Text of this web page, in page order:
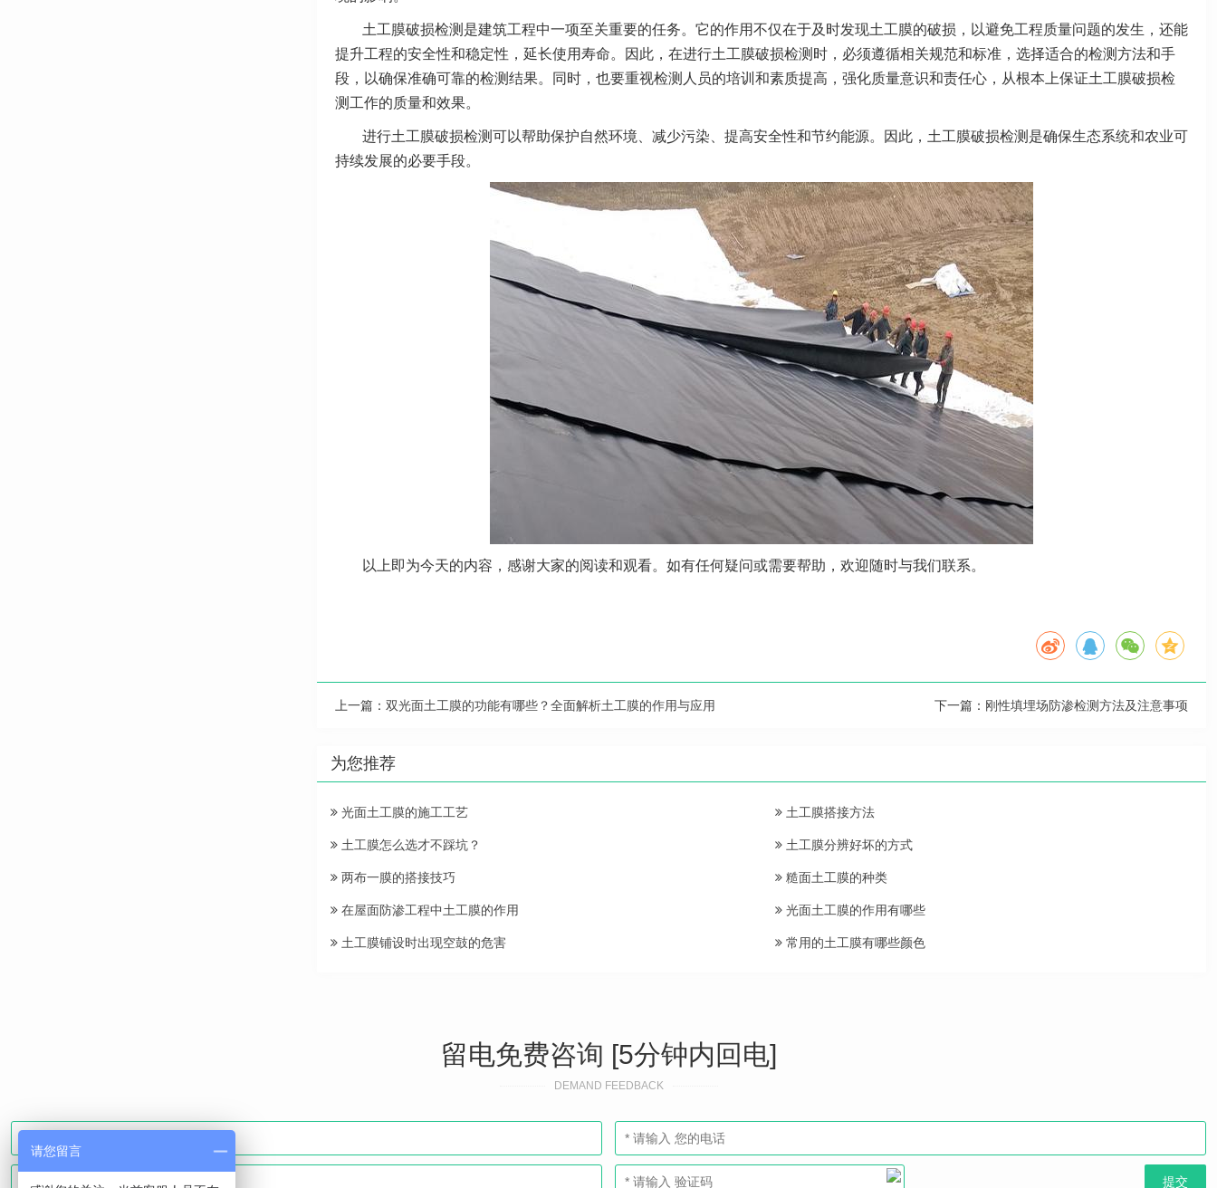
土工膜破损检测是建筑工程中一项至关重要的任务。它的作用不仅在于及时发现土工膜的破损，以避免工程质量问题的发生，还能
提升工程的安全性和稳定性，延长使用寿命。因此，在进行土工膜破损检测时，必须遵循相关规范和标准，选择适合的检测方法和手
段，以确保准确可靠的检测结果。同时，也要重视检测人员的培训和素质提高，强化质量意识和责任心，从根本上保证土工膜破损检
测工作的质量和效果。
进行土工膜破损检测可以帮助保护自然环境、减少污染、提高安全性和节约能源。因此，土工膜破损检测是确保生态系统和农业可
持续发展的必要手段。
以上即为今天的内容，感谢大家的阅读和观看。如有任何疑问或需要帮助，欢迎随时与我们联系。
上一篇： 双光面土工膜的功能有哪些？全面解析土工膜的作用与应用 下一篇： 刚性填埋场防渗检测方法及注意事项
为您推荐
光面土工膜的施工工艺 土工膜搭接方法
土工膜怎么选才不踩坑？ 土工膜分辨好坏的方式
两布一膜的搭接技巧 糙面土工膜的种类
在屋面防渗工程中土工膜的作用 光面土工膜的作用有哪些
土工膜铺设时出现空鼓的危害 常用的土工膜有哪些颜色
留电免费咨询 [5分钟内回电]
DEMAND FEEDBACK
请您留言